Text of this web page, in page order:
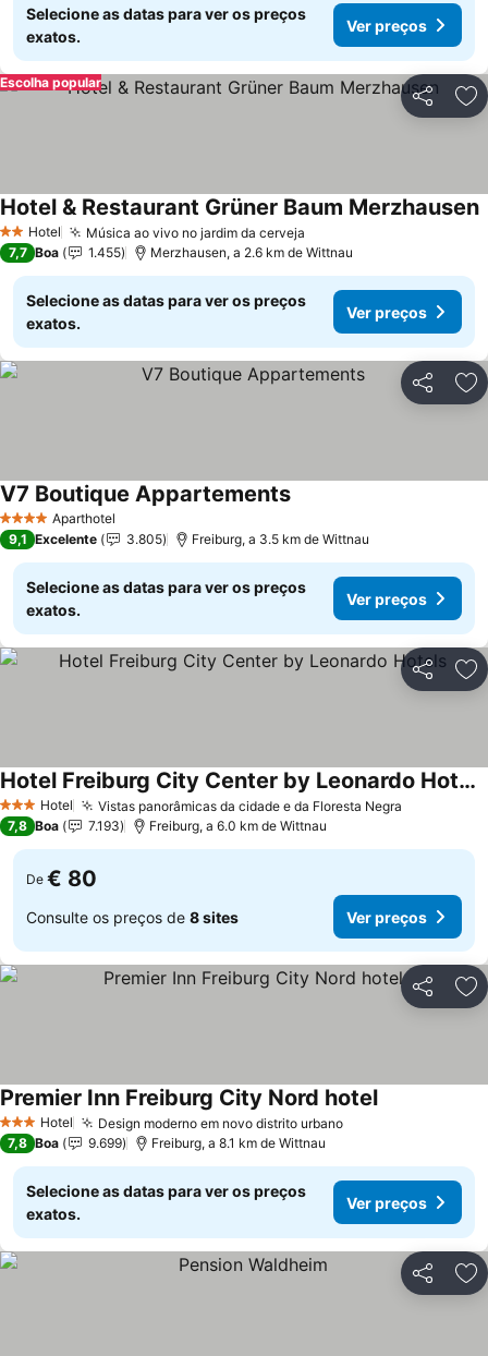
Selecione as datas para ver os preços
exatos.
Ver preços
Partilhar
Escolha popular
2 Estrelas
Hotel Música ao vivo no jardim da cerveja
Hotel & Restaurant Grüner Baum Merzhausen
7,7 Boa 1.455 Merzhausen, a 2.6 km de Wittnau
Selecione as datas para ver os preços
exatos.
Ver preços
Partilhar
4 EstrelasAparthotel
V7 Boutique Appartements
9,1 Excelente 3.805 Freiburg, a 3.5 km de Wittnau
Selecione as datas para ver os preços
exatos.
Ver preços
Partilhar
3 EstrelasHotel Vistas panorâmicas da cidade e da Floresta Negra
Hotel Freiburg City Center by Leonardo Hotels
7,8 Boa 7.193 Freiburg, a 6.0 km de Wittnau
De € 80
Consulte os preços de 8 sites Ver preços
Partilhar
3 EstrelasHotel Design moderno em novo distrito urbano
Premier Inn Freiburg City Nord hotel
7,8 Boa 9.699 Freiburg, a 8.1 km de Wittnau
Selecione as datas para ver os preços
exatos.
Ver preços
Partilhar